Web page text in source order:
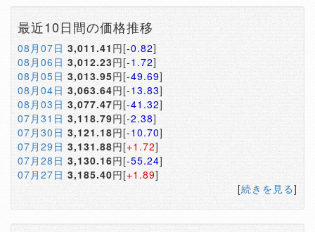
最近10日間の価格推移
08月07日 3,011.41 円[-0.82]
08月06日 3,012.23円[-1.72]
08月05日 3,013.95円[-49.69]
08月04日 3,063.64円[-13.83]
08月03日 3,077.47円[-41.32]
07月31日 3,118.79円[-2.38]
07月30日 3,121.18円[-10.70]
07月29日 3,131.88円[+1.72]
07月28日 3,130.16円[-55.24]
07月27日 3,185.40円[+1.89]
[続きを見る]